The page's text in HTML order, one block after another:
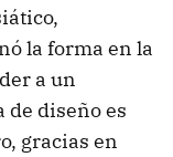
la forma en la
a un
de diseño es
gracias en